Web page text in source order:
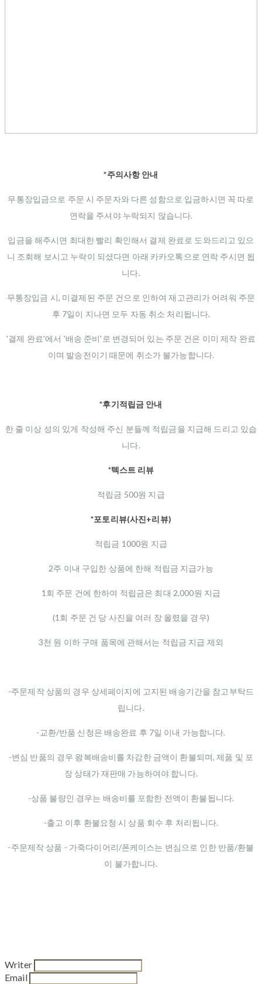
*주의사항 안내
무통장입금으로 주문 시 주문자와 다른 성함으로 입금하시면 꼭 따로
연락을 주셔야 누락되지 않습니다.
입금을 해주시면 최대한 빨리 확인해서 결제 완료로 도와드리고 있으
니 조회해 보시고 누락이 되셨다면 아래 카카오톡으로 연락 주시면 됩
니다.
무통장입금 시, 미결제된 주문 건으로 인하여 재고관리가 어려워 주문
후 7일이 지나면 모두 자동 취소 처리됩니다.
'결제 완료'에서 '배송 준비'로 변경되어 있는 주문 건은 이미 제작 완료
이며 발송전이기 때문에 취소가 불가능합니다.
*후기적립금 안내
한 줄 이상 성의 있게 작성해 주신 분들께 적립금을 지급해 드리고 있습
니다.
*텍스트 리뷰
적립금 500원 지급
*포토리뷰(사진+리뷰)
적립금 1000원 지급
2주 이내 구입한 상품에 한해 적립금 지급가능
1회 주문 건에 한하여 적립금은 최대 2,000원 지급
(1회 주문 건 당 사진을 여러 장 올렸을 경우)
3천 원 이하 구매 품목에 관해서는 적립금 지급 제외
-주문제작 상품의 경우 상세페이지에 고지된 배송기간을 참고부탁드
립니다.
-교환/반품 신청은 배송완료 후 7일 이내 가능합니다.
-변심 반품의 경우 왕복배송비를 차감한 금액이 환불되며, 제품 및 포
장 상태가 재판매 가능하여야 합니다.
-상품 불량인 경우는 배송비를 포함한 전액이 환불됩니다.
-출고 이후 환불요청 시 상품 회수 후 처리됩니다.
-주문제작 상품 - 가죽다이어리/폰케이스는 변심으로 인한 반품/환불
이 불가합니다.
Writer
Email